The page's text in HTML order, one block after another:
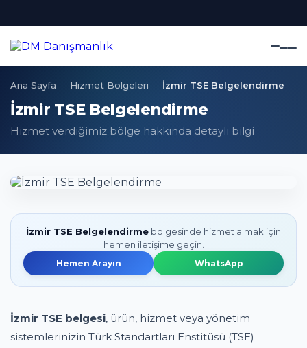
Ana Sayfa Hizmet Bölgeleri İzmir TSE Belgelendirme
İzmir TSE Belgelendirme
Hizmet verdiğimiz bölge hakkında detaylı bilgi
İzmir TSE Belgelendirme bölgesinde hizmet almak için
hemen iletişime geçin.
Hemen Arayın WhatsApp
İzmir TSE belgesi, ürün, hizmet veya yönetim
sistemlerinizin Türk Standartları Enstitüsü (TSE)